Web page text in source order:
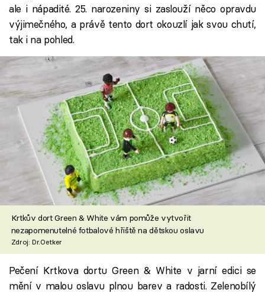
ale i nápadité. 25. narozeniny si zaslouží něco opravdu
výjimečného, a právě tento dort okouzlí jak svou chutí,
tak i na pohled.
Krtkův dort Green & White vám pomůže vytvořit
nezapomenutelné fotbalové hřiště na dětskou oslavu
Zdroj: Dr.Oetker
Pečení Krtkova dortu Green & White v jarní edici se
mění v malou oslavu plnou barev a radosti. Zelenobílý